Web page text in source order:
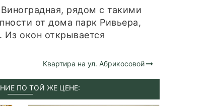
рядом с такими
от дома парк Ривьера,
окон открывается
Квартира на ул. Абрикосовой
ПО ТОЙ ЖЕ ЦЕНЕ: